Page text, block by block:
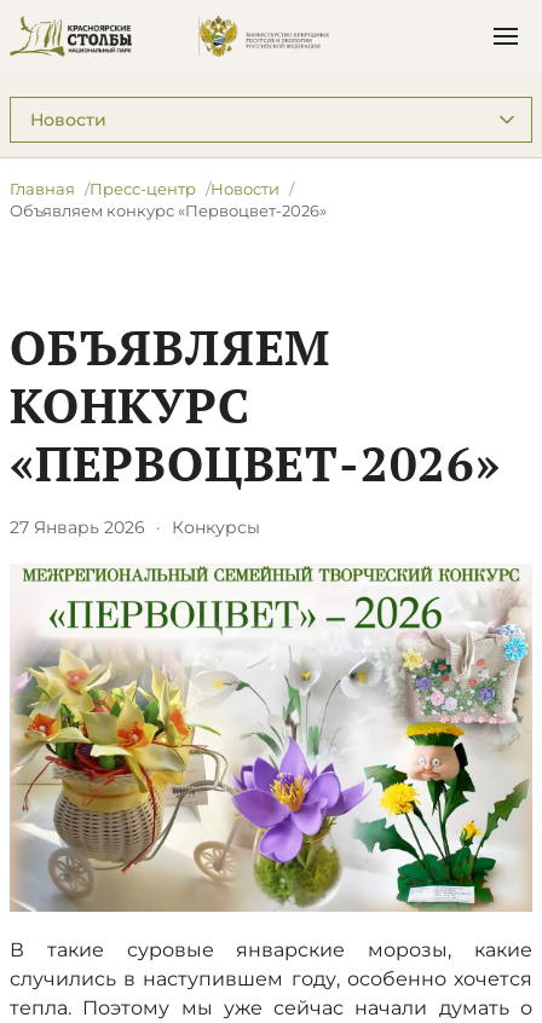
Подразделы: Пресс-центр
Главная Пресс-центр
Новости
Объявляем конкурс «Первоцвет-2026»
ОБЪЯВЛЯЕМ
КОНКУРС
«ПЕРВОЦВЕТ-2026»
27 Январь 2026 · Конкурсы
В такие суровые январские морозы, какие
случились в наступившем году, особенно хочется
тепла. Поэтому мы уже сейчас начали думать о